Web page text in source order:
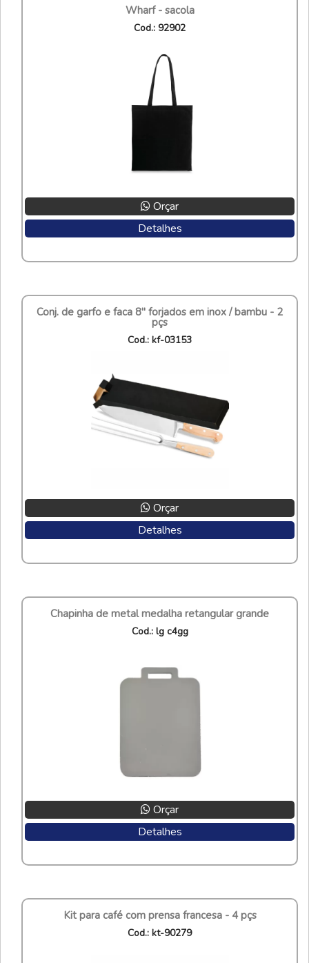
wharf - sacola
cod.: 92902
Orçar
Detalhes
conj. de garfo e faca 8" forjados em inox / bambu - 2
pçs
cod.: kf-03153
Orçar
Detalhes
chapinha de metal medalha retangular grande
cod.: lg c4gg
Orçar
Detalhes
kit para café com prensa francesa - 4 pçs
cod.: kt-90279